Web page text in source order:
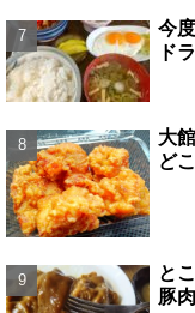
今
ド
大
ど
と
豚